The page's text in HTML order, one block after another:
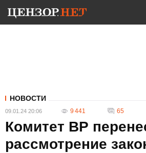
НОВОСТИ
09.01.24 20:06 9 441 65
Комитет ВР
рассмотрение